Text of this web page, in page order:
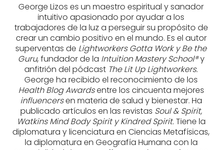
George Lizos es un maestro espiritual y sanador
intuitivo apasionado por ayudar a los
trabajadores de la luz a perseguir su propósito de
crear un cambio positivo en el mundo. Es el autor
superventas de Lightworkers Gotta Work y Be the
Guru, fundador de la Intuition Mastery School®y
anfitrión del pódcast The Lit Up Lightworkers.
George ha recibido el reconocimiento de los
Health Blog Awardsentre los cincuenta mejores
influencersen materia de salud y bienestar. Ha
publicado artículos en las revistas Soul & Spirit,
Watkins Mind Body Spirit y Kindred Spirit.Tiene la
diplomatura y licenciatura en Ciencias Metafísicas,
la diplomatura en Geografía Humana con la